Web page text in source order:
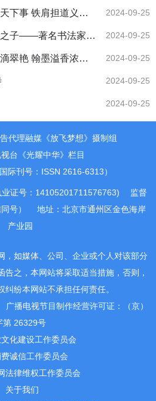
下事 铁肩担道义
物林膑》
2024-09-25
子——著名书法家于
2024-09-25
翠艳 翰墨溢香浓
先生》
2024-09-25
2024-09-25
2024-09-25
代理融媒《放飞梦想》摄制组
台《光耀中华》栏目
际刊号：ISSN 2616-6313）
证号：14105201711576763)
监督
号）
地址：北京市通州区金色海岸
产业园
，如媒体、公司、企业或个人对该部分
告之，本网站将采取适当措施，否则，
纠纷本网站不承担任何责任。
广播电视节目制作经营许可证：（京）
第 26329号
化建设工作委员会
诚信工作委员会
法律维权工作委员会
关于我们